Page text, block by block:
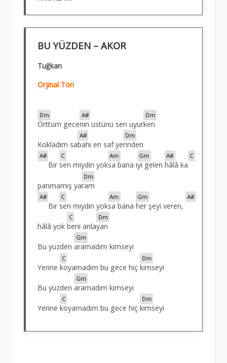
BU YÜZDEN – AKOR
Tuğkan
Orjinal Ton
Dm
Örttüm gece
A#
nin üstünü sen uyur
Dm
ken
Kokladım sa
A#
bahı en saf ye
Dm
rinden
A#
Bir
C
sen miydin yok
Am
sa bana i
Gm
yi gelen
A#
hâlâ ka
C
panmamış ya
Dm
ram
A#
Bir
C
sen miydin yok
Am
sa bana
Gm
her şeyi veren,
A#
hâlâ yok
C
beni anla
Dm
yan
Bu yüzden
Gm
aramadım kimseyi
Yerine
C
koyamadım bu gece hiç
Dm
kimseyi
Bu yüzden
Gm
aramadım kimseyi
Yerine
C
koyamadım bu gece hiç
Dm
kimseyi